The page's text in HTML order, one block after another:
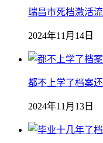
瑞昌市死档激活
2024年11月14日
都不上学了档案
2024年11月13日